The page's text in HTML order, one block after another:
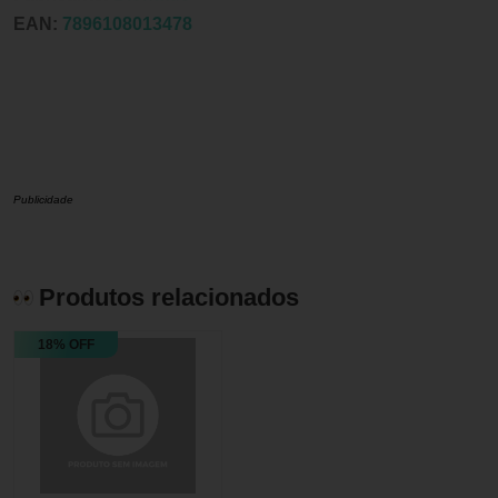
EAN: 7896108013478
Publicidade
Produtos relacionados
18% OFF